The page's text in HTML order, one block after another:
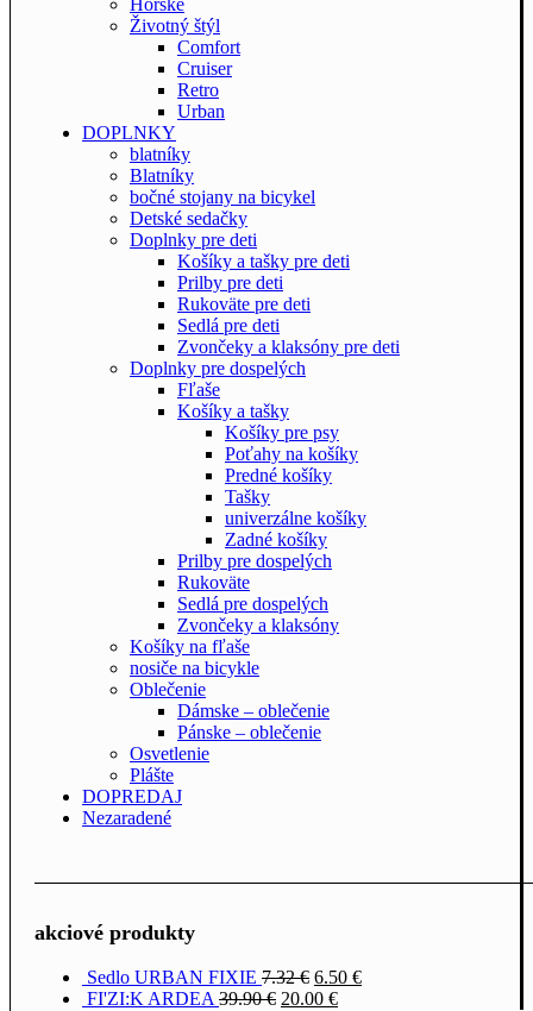
Horské
Životný štýl
Comfort
Cruiser
Retro
Urban
DOPLNKY
blatníky
Blatníky
bočné stojany na bicykel
Detské sedačky
Doplnky pre deti
Košíky a tašky pre deti
Prilby pre deti
Rukoväte pre deti
Sedlá pre deti
Zvončeky a klaksóny pre deti
Doplnky pre dospelých
Fľaše
Košíky a tašky
Košíky pre psy
Poťahy na košíky
Predné košíky
Tašky
univerzálne košíky
Zadné košíky
Prilby pre dospelých
Rukoväte
Sedlá pre dospelých
Zvončeky a klaksóny
Košíky na fľaše
nosiče na bicykle
Oblečenie
Dámske – oblečenie
Pánske – oblečenie
Osvetlenie
Plášte
DOPREDAJ
Nezaradené
akciové produkty
Sedlo URBAN FIXIE 7.32€ 6.50 €
FI'ZI:K ARDEA 39.90€ 20.00 €